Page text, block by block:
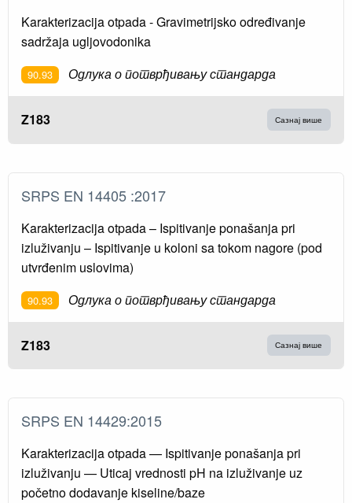
Karakterizacija otpada - Gravimetrijsko određivanje
sadržaja ugljovodonika
90.93 Одлука о потврђивању стандарда
Z183 Сазнај више
SRPS EN 14405 :2017
Karakterizacija otpada – Ispitivanje ponašanja pri
izluživanju – Ispitivanje u koloni sa tokom nagore (pod
utvrđenim uslovima)
90.93 Одлука о потврђивању стандарда
Z183 Сазнај више
SRPS EN 14429:2015
Karakterizacija otpada — Ispitivanje ponašanja pri
izluživanju — Uticaj vrednosti pH na izluživanje uz
početno dodavanje kiseline/baze